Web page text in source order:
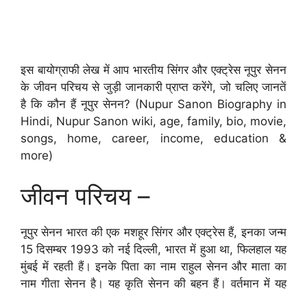
इस बायोग्राफी लेख में आप भारतीय सिंगर और एक्ट्रेस नूपुर सेनन
के जीवन परिचय से जुड़ी जानकारी प्राप्त करेंगे, जो चलिए जानतें
है कि कौन हैं नूपुर सेनन? (Nupur Sanon Biography in
Hindi, Nupur Sanon wiki, age, family, bio, movie,
songs, home, career, income, education &
more)
जीवन परिचय –
नूपुर सेनन भारत की एक मशहूर सिंगर और एक्ट्रेस हैं, इनका जन्म
15 दिसम्बर 1993 को नई दिल्ली, भारत में हुआ था, फिलहाल यह
मुंबई में रहती हैं। इनके पिता का नाम राहुल सेनन और माता का
नाम गीता सेनन है। यह कृति सेनन की बहन हैं। वर्तमान में यह